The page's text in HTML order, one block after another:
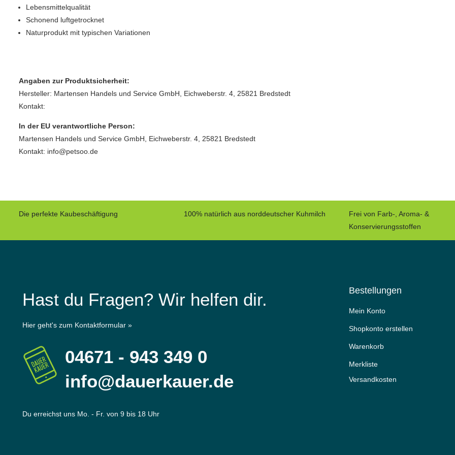
Lebensmittelqualität
Schonend luftgetrocknet
Naturprodukt mit typischen Variationen
Angaben zur Produktsicherheit:
Hersteller: Martensen Handels und Service GmbH, Eichweberstr. 4, 25821 Bredstedt
Kontakt:
In der EU verantwortliche Person:
Martensen Handels und Service GmbH, Eichweberstr. 4, 25821 Bredstedt
Kontakt: info@petsoo.de
Die perfekte Kaubeschäftigung 100% natürlich aus norddeutscher Kuhmilch
Frei von Farb-, Aroma- &
Konservierungsstoffen
Hast du Fragen? Wir helfen dir.
Hier geht's zum Kontaktformular »
04671 - 943 349 0
info@dauerkauer.de
Du erreichst uns Mo. - Fr. von 9 bis 18 Uhr
Bestellungen
Mein Konto
Shopkonto erstellen
Warenkorb
Merkliste
Versandkosten